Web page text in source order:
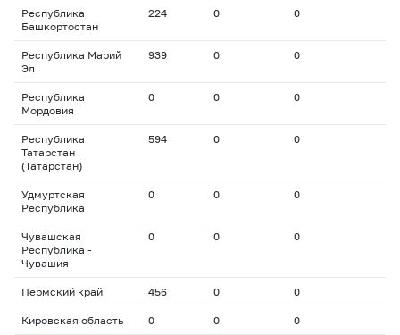
Республика
Башкортостан
224 0 0
Республика Марий
Эл
939 0 0
Республика
Мордовия
0 0 0
Республика
Татарстан
(Татарстан)
594 0 0
Удмуртская
Республика
0 0 0
Чувашская
Республика -
Чувашия
0 0 0
Пермский край 456 0 0
Кировская область 0 0 0